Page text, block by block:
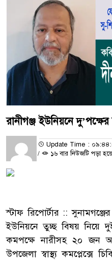
রানীগঞ্জ ইউনিয়নে
Update Time :
/
১৬ বার নিউজটি পড়া
স্টাফ রিপোর্টার ::
ইউনিয়নে তুচ্ছ বিষয় নিয়ে
কমপক্ষে নারীসহ ২০ জন
উপজেলা স্বাস্থ্য কমপ্লেক্সে